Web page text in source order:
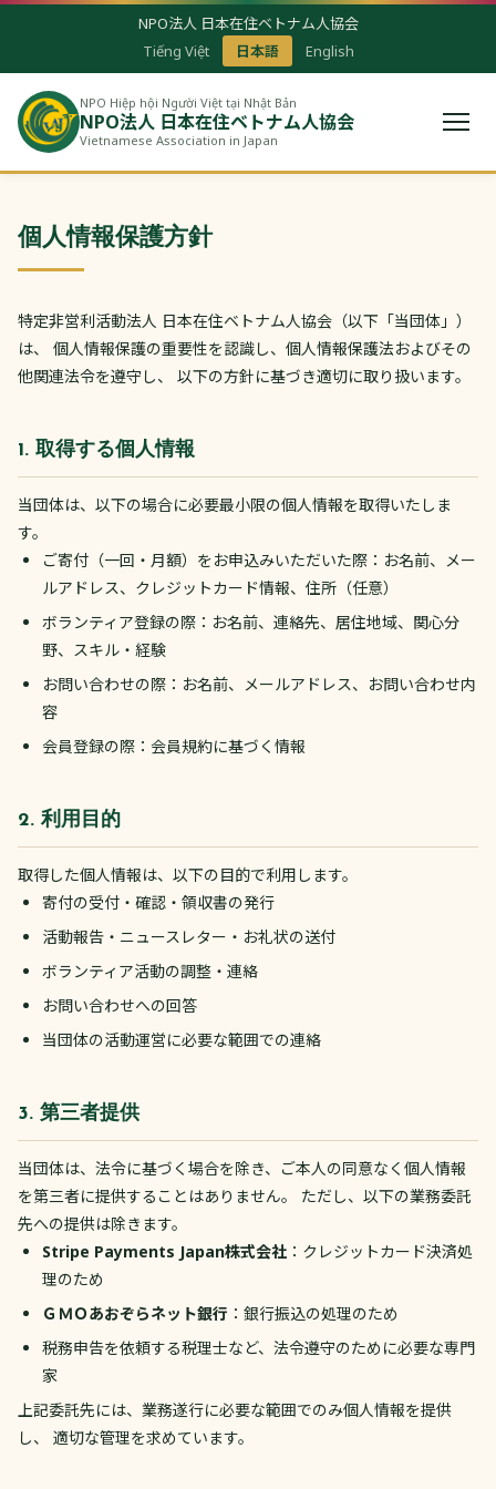
NPO法人 日本在住ベトナム人協会
Tiếng Việt
日本語 English
NPO Hiệp hội Người Việt tại Nhật Bản
NPO法人 日本在住ベトナム人協会
Vietnamese Association in Japan
個人情報保護方針
特定非営利活動法人 日本在住ベトナム人協会（以下「当団体」）
は、 個人情報保護の重要性を認識し、個人情報保護法およびその
他関連法令を遵守し、 以下の方針に基づき適切に取り扱います。
1. 取得する個人情報
当団体は、以下の場合に必要最小限の個人情報を取得いたしま
す。
ご寄付（一回・月額）をお申込みいただいた際：お名前、メー
ルアドレス、クレジットカード情報、住所（任意）
ボランティア登録の際：お名前、連絡先、居住地域、関心分
野、スキル・経験
お問い合わせの際：お名前、メールアドレス、お問い合わせ内
容
会員登録の際：会員規約に基づく情報
2. 利用目的
取得した個人情報は、以下の目的で利用します。
寄付の受付・確認・領収書の発行
活動報告・ニュースレター・お礼状の送付
ボランティア活動の調整・連絡
お問い合わせへの回答
当団体の活動運営に必要な範囲での連絡
3. 第三者提供
当団体は、法令に基づく場合を除き、ご本人の同意なく個人情報
を第三者に提供することはありません。 ただし、以下の業務委託
先への提供は除きます。
Stripe Payments Japan株式会社 ：クレジットカード決済処
理のため
ＧＭＯあおぞらネット銀行 ：銀行振込の処理のため
税務申告を依頼する税理士など、法令遵守のために必要な専門
家
上記委託先には、業務遂行に必要な範囲でのみ個人情報を提供
し、 適切な管理を求めています。